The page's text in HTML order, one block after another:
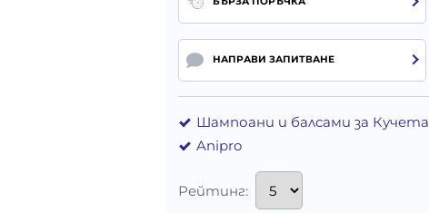
НАПРАВИ ЗАПИТВАНЕ
Шампоани и балсами за Кучета
Anipro
Рейтинг: